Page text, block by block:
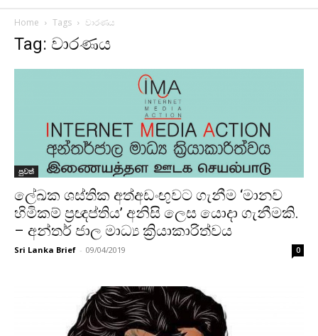
Home Tags වාරණය
Tag: වාරණය
පුවත්
ලේඛක ශස්තික අත්අඩංඟුවට ගැනීම ‘මානව
හිමිකම් ප්‍රඥප්තිය’ අනිසි ලෙස යොදා ගැනීමකි.
– අන්තර් ජාල මාධ්‍ය ක්‍රියාකාරිත්වය
Sri Lanka Brief - 09/04/2019 0